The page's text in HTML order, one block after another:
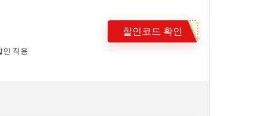
인 적용
할인코드 확인